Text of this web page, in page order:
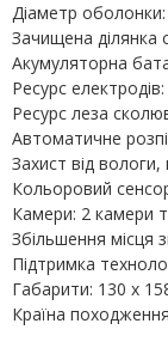
Діаметр
Зачищена
Акумуляторна
Ресурс
Ресурс леза
Автоматичне
Захист від вологи,
Кольоровий
Камери: 2 камери
Збільшення місця
Підтримка
Габарити: 130 х
Країна